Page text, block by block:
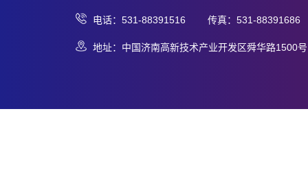
电话：531-88391516 传真：531-88391686
地址：中国济南高新技术产业开发区舜华路